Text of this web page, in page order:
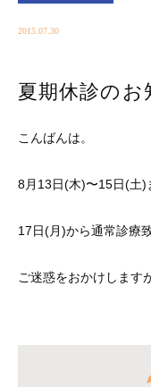
2015.07.30
夏期休診のお
こんばんは。
8月13日(木)〜15日(土)
17日(月)から通常診療
ご迷惑をおかけします